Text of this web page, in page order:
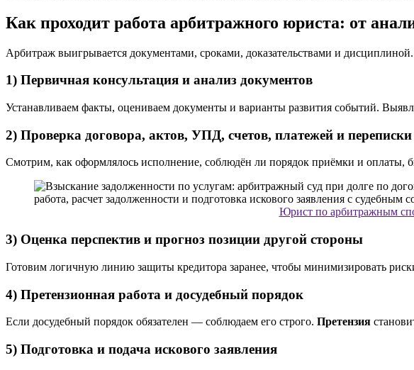
Как проходит работа арбитражного юриста: от
Арбитраж выигрывается документами, сроками, доказательствами и
1) Первичная консультация и анализ документов
Устанавливаем факты, оцениваем документы и варианты развития событий.
2) Проверка договора, актов, УПД, счетов, платежей и переписки
Смотрим, как оформлялось исполнение, соблюдён ли порядок приёмки и оплаты,
Юрист по арбитражным
3) Оценка перспектив и прогноз позиции другой стороны
Готовим логичную линию защиты кредитора заранее, чтобы минимизировать
4) Претензионная работа и досудебный порядок
Если досудебный порядок обязателен — соблюдаем его строго. Претензия
5) Подготовка и подача искового заявления